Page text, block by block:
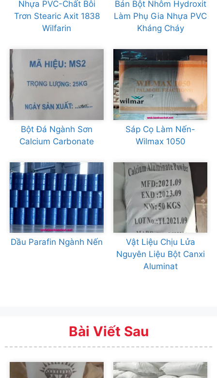
Nhựa PVC-Chất Bôi
Trơn Stearic Axit 1838
Wilfarin
Bán Bột Nhôm Hydroxit
Làm Phụ Gia Nhựa PVC
Kháng Cháy
Bột Đá Ngành Sơn
Calcium Carbonate
Sáp Cọ Làm Nến-
Wilmax 1050
Dầu Parafin Ngành Nến
Vật Liệu Chịu Lửa
Nguyên Liệu Bột Canxi
Aluminat
Bài Viết Sau